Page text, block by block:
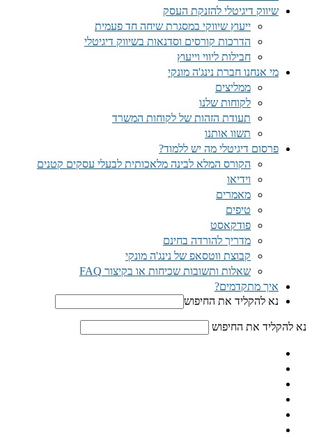
שיווק דיגיטלי להזנקת העסק
ייעוץ שיווקי במסגרת שיחה חד פעמית​
הדרכות קורסים וסדנאות בשיווק דיגיטלי
חבילות ליווי וייעוץ
מי אנחנו חברת נינג'ה מונקי
ממליצים
לקוחות שלנו
תעודת הזהות של לקוחות המשרד
תשוו אותנו
פרסום דיגיטלי מה יש ללמוד?
הקורס המלא לבינה מלאכותית לבעלי עסקים קטנים
וידיאו
מאמרים
טיפים
פודקאסט
מדריך להורדה בחינם
קבוצת ווטסאפ של נינג'ה מונקי​
שאלות ותשובות שכיחות או בקיצור FAQ
איך מתקדמים?
נא להקליד את החיפוש
נא להקליד את החיפוש